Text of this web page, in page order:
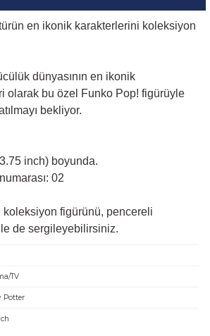
en ikonik karakterlerini koleksiyon
dünyasının en ikonik
olarak bu özel Funko Pop! figürüyle
bekliyor.
inch) boyunda.
02
koleksiyon figürünü, pencereli
de sergileyebilirsiniz.
TV
Potter